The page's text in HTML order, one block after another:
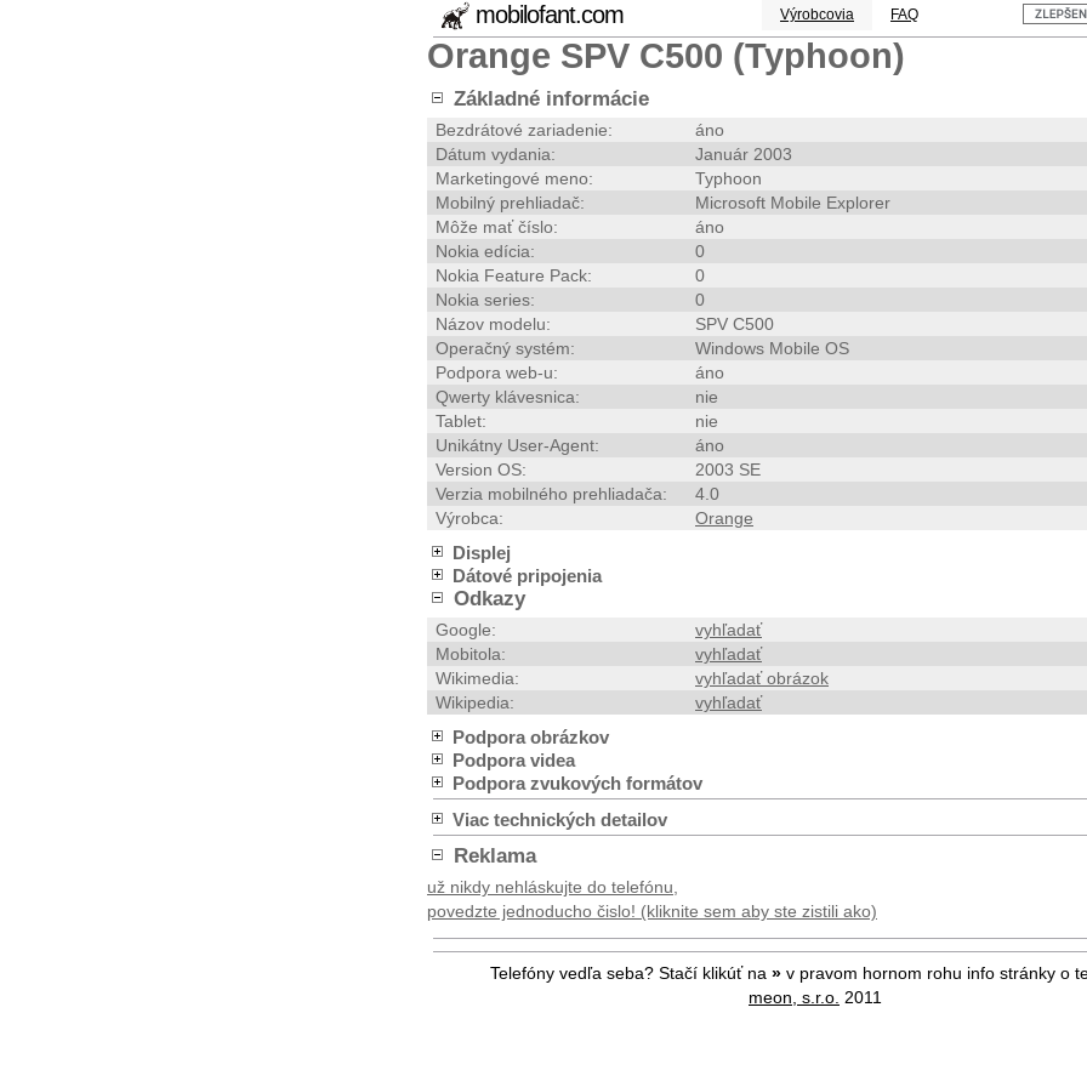
mobilofant.com FAQ
Výrobcovia
Orange SPV C500 (Typhoon)
Základné informácie
Bezdrátové zariadenie:
áno
Dátum vydania:
Január 2003
Marketingové meno:
Typhoon
Mobilný prehliadač:
Microsoft Mobile Explorer
Môže mať číslo:
áno
Nokia edícia:
0
Nokia Feature Pack:
0
Nokia series:
0
Názov modelu:
SPV C500
Operačný systém:
Windows Mobile OS
Podpora web-u:
áno
Qwerty klávesnica:
nie
Tablet:
nie
Unikátny User-Agent:
áno
Version OS:
2003 SE
Verzia mobilného prehliadača:
4.0
Výrobca:
Orange
Displej
Dátové pripojenia
Odkazy
Google:
vyhľadať
Mobitola:
vyhľadať
Wikimedia:
vyhľadať obrázok
Wikipedia:
vyhľadať
Podpora obrázkov
Podpora videa
Podpora zvukových formátov
Viac technických detailov
Reklama
už nikdy nehláskujte do telefónu,
povedzte jednoducho čislo! (kliknite sem aby ste zistili ako)
Telefóny vedľa seba? Stačí klikúť na »v pravom hornom rohu info stránky o
meon, s.r.o. 2011